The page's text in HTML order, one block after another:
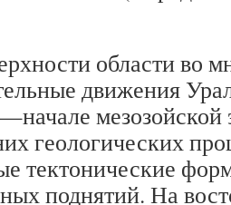
области во
движения
мезозойской
геологических
тектонические
поднятий. На